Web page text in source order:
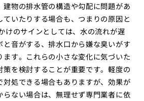
建物の排水管の構造や勾配に問題があ
ていたりする場合も、つまりの原因と
けのサインとしては、水の流れが遅
と音がする、排水口から嫌な臭いがす
ます。これらの小さな変化に気づいた
策を検討することが重要です。軽度の
対処できる場合もありますが、効果が
らない場合は、無理せず専門業者に依